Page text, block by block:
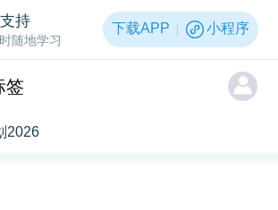
持
随地学习
下载APP 小程序
签
2026